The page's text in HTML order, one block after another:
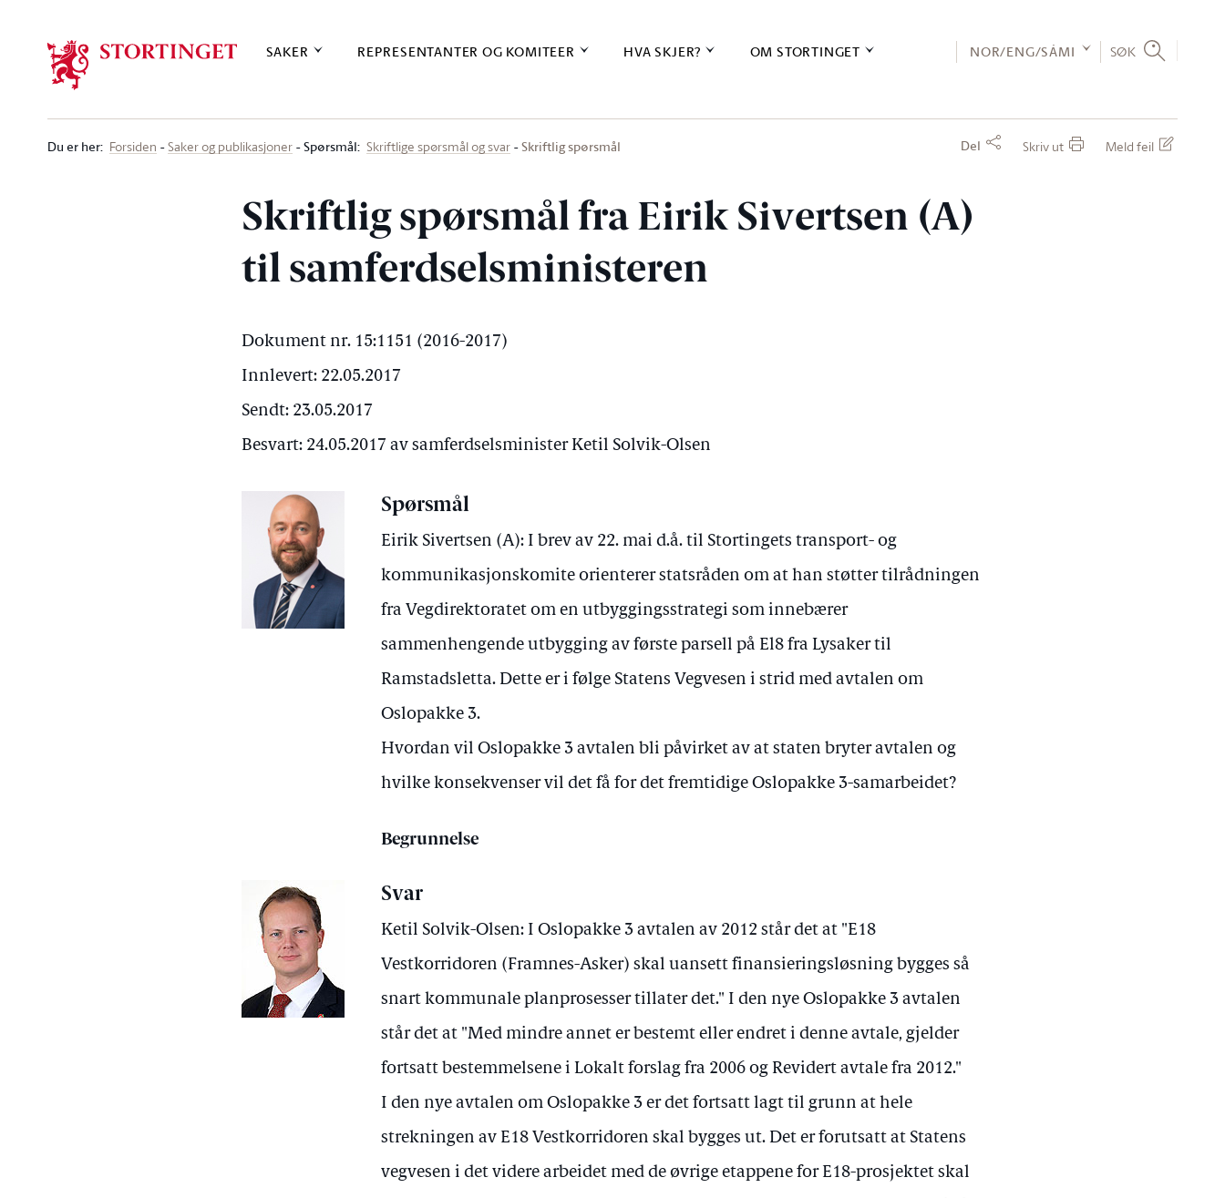
SAKER REPRESENTANTER OG KOMITEER HVA SKJER? OM STORTINGET NOR/ENG/SÁMI SØK
Du er her: Forsiden Saker og publikasjoner Spørsmål: Skriftlige spørsmål og svar Skriftlig spørsmål Del Skriv ut Meld feil
Skriftlig spørsmål fra Eirik Sivertsen (A)
til samferdselsministeren
Dokument nr. 15:1151 (2016-2017)
Innlevert: 22.05.2017
Sendt: 23.05.2017
Besvart: 24.05.2017 av samferdselsminister Ketil Solvik-Olsen
Spørsmål
Eirik Sivertsen (A): I brev av 22. mai d.å. til Stortingets transport- og
kommunikasjonskomite orienterer statsråden om at han støtter tilrådningen
fra Vegdirektoratet om en utbyggingsstrategi som innebærer
sammenhengende utbygging av første parsell på El8 fra Lysaker til
Ramstadsletta. Dette er i følge Statens Vegvesen i strid med avtalen om
Oslopakke 3.
Hvordan vil Oslopakke 3 avtalen bli påvirket av at staten bryter avtalen og
hvilke konsekvenser vil det få for det fremtidige Oslopakke 3-samarbeidet?
Begrunnelse
Svar
Ketil Solvik-Olsen: I Oslopakke 3 avtalen av 2012 står det at "E18
Vestkorridoren (Framnes-Asker) skal uansett finansieringsløsning bygges så
snart kommunale planprosesser tillater det." I den nye Oslopakke 3 avtalen
står det at "Med mindre annet er bestemt eller endret i denne avtale, gjelder
fortsatt bestemmelsene i Lokalt forslag fra 2006 og Revidert avtale fra 2012."
I den nye avtalen om Oslopakke 3 er det fortsatt lagt til grunn at hele
strekningen av E18 Vestkorridoren skal bygges ut. Det er forutsatt at Statens
vegvesen i det videre arbeidet med de øvrige etappene for E18-prosjektet skal